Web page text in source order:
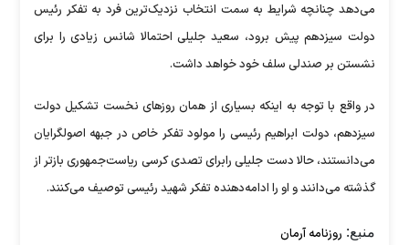
می‌دهد چنانچه شرایط به سمت انتخاب نزدیک‌ترین فرد به تفکر رئیس
دولت سیزدهم پیش برود، سعید جلیلی احتمالا شانس زیادی را برای
نشستن بر صندلی سلف خود خواهد داشت.
در واقع با توجه به اینکه بسیاری از همان روز‌های نخست تشکیل دولت
سیزدهم، دولت ابراهیم رئیسی را مولود تفکر خاص در جبهه اصولگرایان
می‌دانستند، حالا دست جلیلی رابرای تصدی کرسی ریاست‌جمهوری بازتر از
گذشته می‌دانند و او را ادامه‌دهنده تفکر شهید رئیسی توصیف می‌کنند.
منبع: روزنامه آرمان